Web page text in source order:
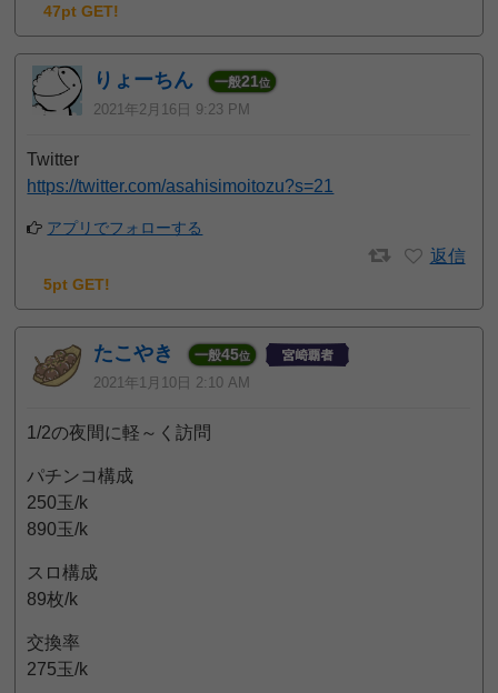
47pt GET!
りょーちん 一般21位
2021年2月16日 9:23 PM
Twitter
https://twitter.com/asahisimoitozu?s=21
アプリでフォローする
返信
5pt GET!
たこやき 一般45位
2021年1月10日 2:10 AM
1/2の夜間に軽～く訪問
パチンコ構成
250玉/k
890玉/k
スロ構成
89枚/k
交換率
275玉/k